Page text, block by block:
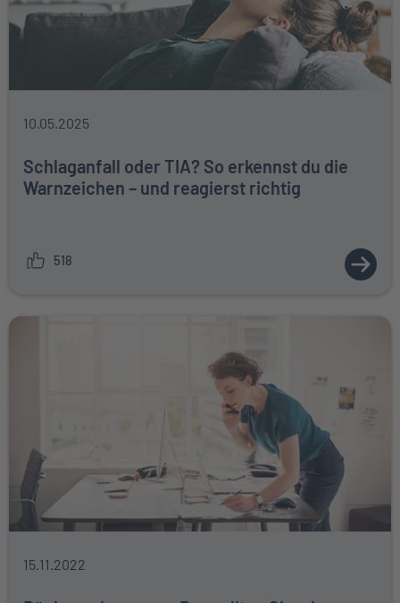
10.05.2025
Schlaganfall oder TIA? So erkennst du die
Warnzeichen – und reagierst richtig
518
ZUM
15.11.2022